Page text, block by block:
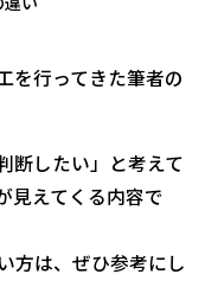
を行ってきた筆者の
断したい」と考えて
見えてくる内容で
方は、ぜひ参考にし